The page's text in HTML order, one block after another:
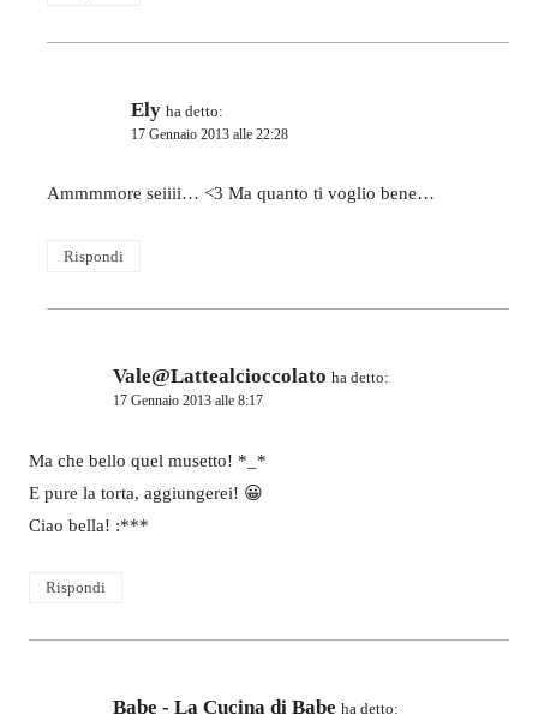
Ely ha detto:
17 Gennaio 2013 alle 22:28
Ammmmore seiiii… <3 Ma quanto ti voglio bene…
Rispondi
Vale@Lattealcioccolato ha detto:
17 Gennaio 2013 alle 8:17
Ma che bello quel musetto! *_*
E pure la torta, aggiungerei! 😀
Ciao bella! :***
Rispondi
Babe - La Cucina di Babe ha detto: